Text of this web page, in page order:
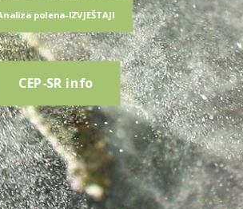
polena-IZVJEŠTAJI
CEP-SR info